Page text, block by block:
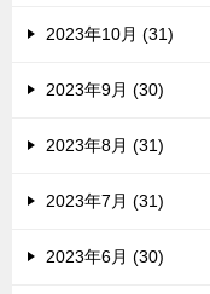
2023年10月 (31)
2023年9月 (30)
2023年8月 (31)
2023年7月 (31)
2023年6月 (30)